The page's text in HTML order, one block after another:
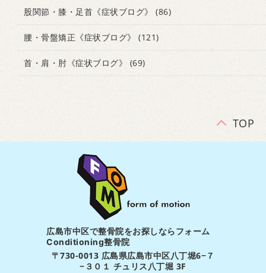
股関節・膝・足首《症状ブログ》 (86)
腰・骨盤矯正《症状ブログ》 (121)
首・肩・肘《症状ブログ》 (69)
TOP
広島市中区で整骨院をお探しならフォーム
Conditioning整骨院
〒730-0013 広島県広島市中区八丁堀6−７
−３０１ チュリス八丁堀 3F